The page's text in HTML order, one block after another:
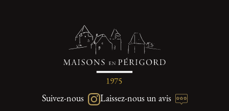
Suivez-nous Laissez-nous un avis